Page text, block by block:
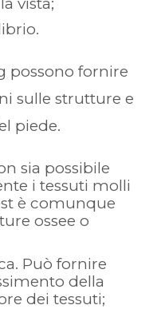
possono fornire
sulle strutture e
piede.
sia possibile
i tessuti molli
è comunque
ossee o
Può fornire
della
dei tessuti;